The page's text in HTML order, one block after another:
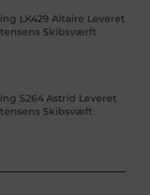
LK429 Altaire Leveret
Skibsværft
S264 Astrid Leveret
Skibsvæft